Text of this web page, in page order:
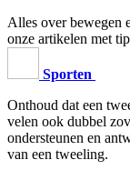
Alles over bewegen
onze artikelen met
Sporten
Onthoud dat een
velen ook dubbel
ondersteunen en
van een tweeling.